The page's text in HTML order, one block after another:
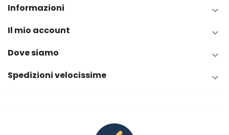
Informazioni 
Il mio account 
Dove siamo 
Spedizioni velocissime 